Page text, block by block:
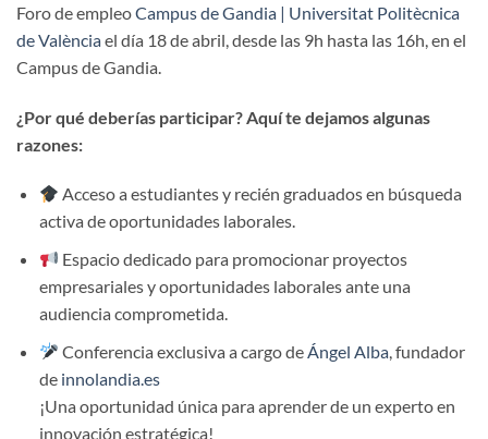
Foro de empleoCampus de Gandia | Universitat Politècnica
de Valènciael día 18 de abril, desde las 9h hasta las 16h, en el
Campus de Gandia.
¿Por qué deberías participar? Aquí te dejamos algunas
razones:
Acceso a estudiantes y recién graduados en búsqueda
activa de oportunidades laborales.
Espacio dedicado para promocionar proyectos
empresariales y oportunidades laborales ante una
audiencia comprometida.
Conferencia exclusiva a cargo de Ángel Alba , fundador
de innolandia.es
¡Una oportunidad única para aprender de un experto en
innovación estratégica!